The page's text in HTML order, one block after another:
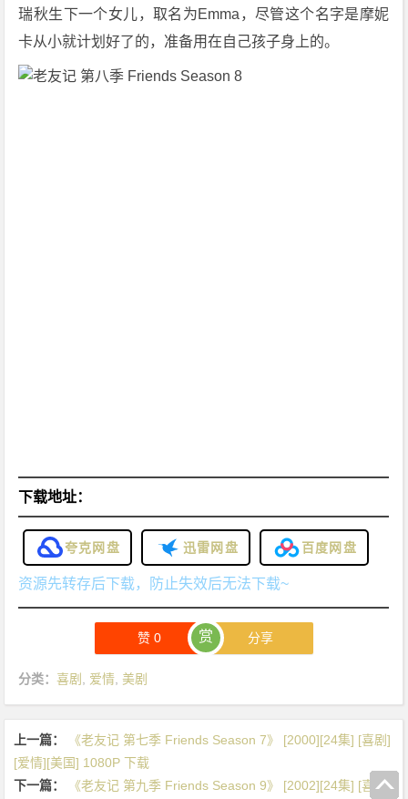
情]
[美
瑞秋生下一个女儿，取名为Emma，尽管这个名字是摩妮
卡从小就计划好了的，准备用在自己孩子身上的。
下载地址：
夸克网盘 迅雷网盘 百度网盘
资源先转存后下载，防止失效后无法下载~
赞0 赏 分享
分类：喜剧 爱情 ,美剧
上一篇：
《老友记 第七季 Friends Season 7》 [2000][24集] [喜剧]
[爱情][美国] 1080P 下载
下一篇：
《老友记 第九季 Friends Season 9》 [2002][24集] [喜剧]